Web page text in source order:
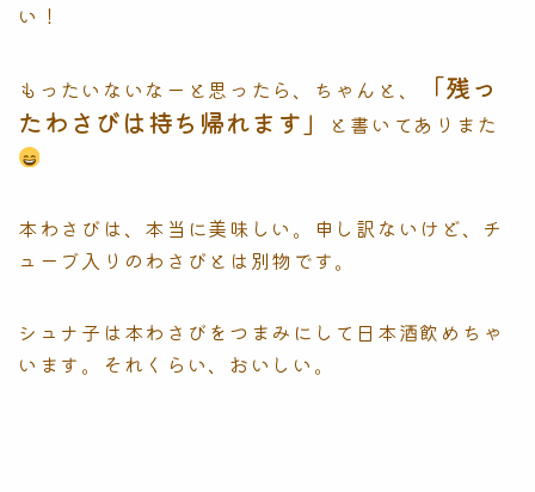
い！
もったいないなーと思ったら、ちゃんと、
「残っ
たわさびは持ち帰れます」
と書いてありまた
本わさびは、本当に美味しい。申し訳ないけど、チ
ューブ入りのわさびとは別物です。
シュナ子は本わさびをつまみにして日本酒飲めちゃ
います。それくらい、おいしい。